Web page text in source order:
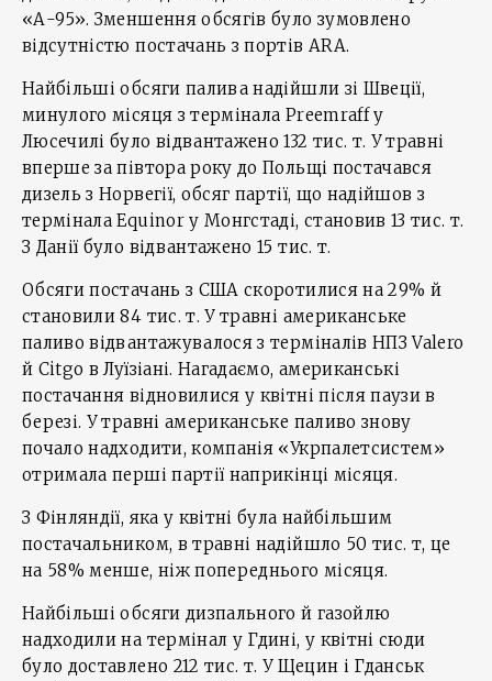
«А-95». Зменшення обсягів було зумовлено
відсутністю постачань з портів ARA.
Найбільші обсяги палива надійшли зі Швеції,
минулого місяця з термінала Preemraff у
Люсечилі було відвантажено 132 тис. т. У травні
вперше за півтора року до Польщі постачався
дизель з Норвегії, обсяг партії, що надійшов з
термінала Equinor у Монгстаді, становив 13 тис. т.
З Данії було відвантажено 15 тис. т.
Обсяги постачань з США скоротилися на 29% й
становили 84 тис. т. У травні американське
паливо відвантажувалося з терміналів НПЗ Valero
й Citgo в Луїзіані. Нагадаємо, американські
постачання відновилися у квітні після паузи в
березі. У травні американське паливо знову
почало надходити, компанія «Укрпалетсистем»
отримала перші партії наприкінці місяця.
З Фінляндії, яка у квітні була найбільшим
постачальником, в травні надійшло 50 тис. т, це
на 58% менше, ніж попереднього місяця.
Найбільші обсяги дизпального й газойлю
надходили на термінал у Гдині, у квітні сюди
було доставлено 212 тис. т. У Щецин і Гданськ